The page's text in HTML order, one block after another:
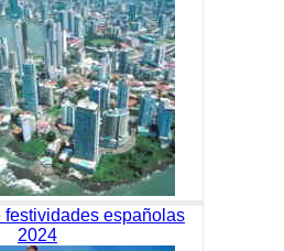
españolas
2024